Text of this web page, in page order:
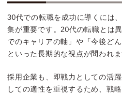
30代での転職を成功に導くには
集が重要です。20代の転職とは
でのキャリアの軸」や「今後ど
といった長期的な視点が問われま
採用企業も、即戦力としての活
しての適性を重視するため、戦